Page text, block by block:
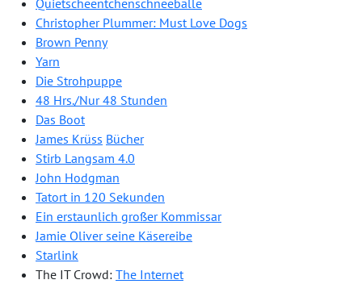
Quietscheentchenschneebälle
Christopher Plummer: Must Love Dogs
Brown Penny
Yarn
Die Strohpuppe
48 Hrs./Nur 48 Stunden
Das Boot
James Krüss Bücher
Stirb Langsam 4.0
John Hodgman
Tatort in 120 Sekunden
Ein erstaunlich großer Kommissar
Jamie Oliver seine Käsereibe
Starlink
The IT Crowd: The Internet